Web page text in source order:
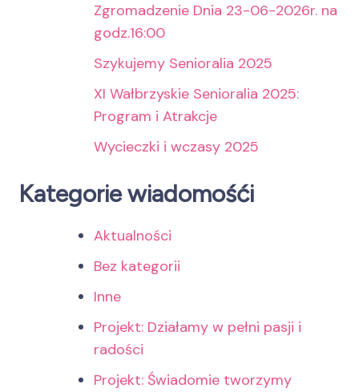
Zgromadzenie Dnia 23-06-2026r. na
godz.16:00
Szykujemy Senioralia 2025
XI Wałbrzyskie Senioralia 2025:
Program i Atrakcje
Wycieczki i wczasy 2025
Kategorie wiadomośći
Aktualności
Bez kategorii
Inne
Projekt: Działamy w pełni pasji i
radości
Projekt: Świadomie tworzymy